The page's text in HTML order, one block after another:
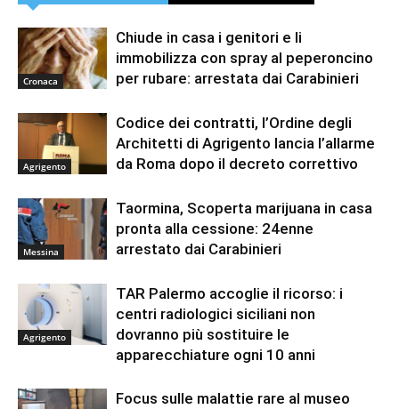
Cronaca
Chiude in casa i genitori e li
immobilizza con spray al peperoncino
per rubare: arrestata dai Carabinieri
Agrigento
Codice dei contratti, l’Ordine degli
Architetti di Agrigento lancia l’allarme
da Roma dopo il decreto correttivo
Messina
Taormina, Scoperta marijuana in casa
pronta alla cessione: 24enne
arrestato dai Carabinieri
Agrigento
TAR Palermo accoglie il ricorso: i
centri radiologici siciliani non
dovranno più sostituire le
apparecchiature ogni 10 anni
Focus sulle malattie rare al museo